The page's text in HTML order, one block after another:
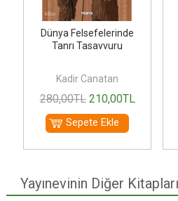
Dünya Felsefelerinde
Tanrı Tasavvuru
Kadir Canatan
280,00TL 210,00TL
Sepete Ekle
Yayınevinin Diğer Kitapları